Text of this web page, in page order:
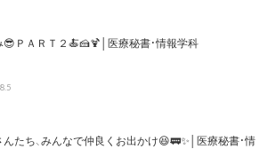
ＰＡＲＴ２🍝🍰🍹│医療秘書・情報学科
たち、みんなで仲良くお出かけ😆🚃✨│医療秘書・情